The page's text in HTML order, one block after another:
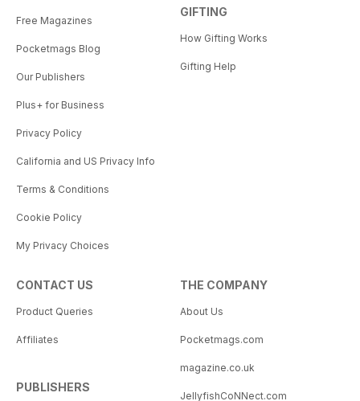
Free Magazines
Pocketmags Blog
Our Publishers
Plus+ for Business
Privacy Policy
California and US Privacy Info
Terms & Conditions
Cookie Policy
My Privacy Choices
GIFTING
How Gifting Works
Gifting Help
CONTACT US
Product Queries
Affiliates
PUBLISHERS
THE COMPANY
About Us
Pocketmags.com
magazine.co.uk
JellyfishCoNNect.com